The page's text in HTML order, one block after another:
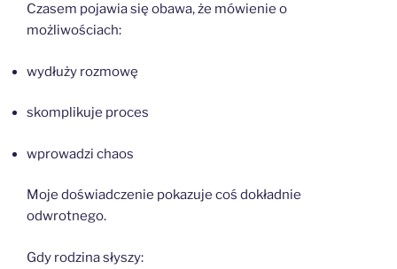
Czasem pojawia się obawa, że mówienie o
możliwościach:
wydłuży rozmowę
skomplikuje proces
wprowadzi chaos
Moje doświadczenie pokazuje coś dokładnie
odwrotnego.
Gdy rodzina słyszy: